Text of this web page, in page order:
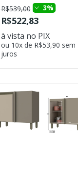
R$539,00
3%
R$522,83
à vista no PIX
ou 10x de R$53,90 sem
juros